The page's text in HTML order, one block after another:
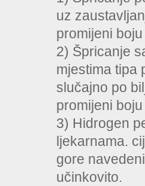
uz
promijeni
2) Špricanje
mjestima tipa
slučajno po
promijeni
3) Hidrogen
ljekarnama.
gore
učinkovito.